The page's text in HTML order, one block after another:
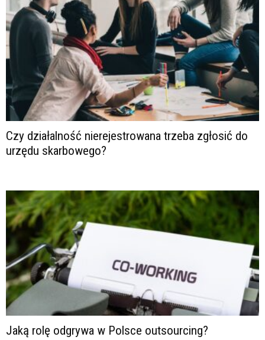
Czy działalność nierejestrowana trzeba zgłosić do
urzędu skarbowego?
Jaką rolę odgrywa w Polsce outsourcing?